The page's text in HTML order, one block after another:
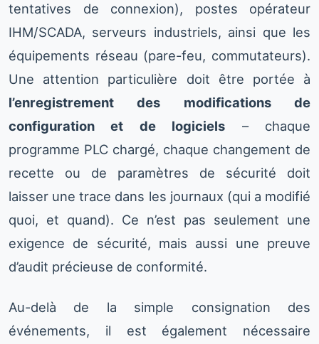
tentatives de connexion), postes opérateur
IHM/SCADA, serveurs industriels, ainsi que les
équipements réseau (pare-feu, commutateurs).
Une attention particulière doit être portée à
l’enregistrement des modifications de
configuration et de logiciels – chaque
programme PLC chargé, chaque changement de
recette ou de paramètres de sécurité doit
laisser une trace dans les journaux (qui a modifié
quoi, et quand). Ce n’est pas seulement une
exigence de sécurité, mais aussi une preuve
d’audit précieuse de conformité.
Au-delà de la simple consignation des
événements, il est également nécessaire